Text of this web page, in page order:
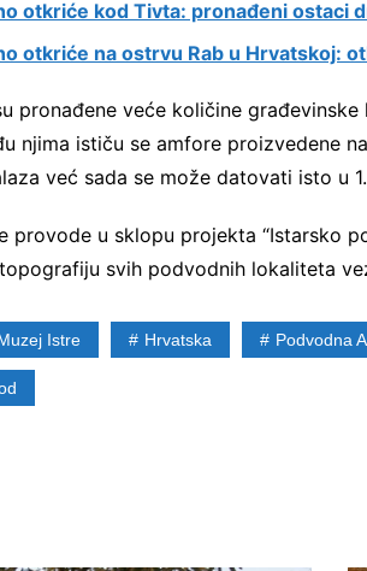
otkriće kod Tivta: pronađeni ostaci
otkriće na ostrvu Rab u Hrvatskoj:
pronađene veće količine
njima ističu se amfore proizvedene
već sada se može datovati isto u
provode u sklopu projekta “Istarsko
svih podvodnih lokaliteta
Istre Hrvatska Podvodna